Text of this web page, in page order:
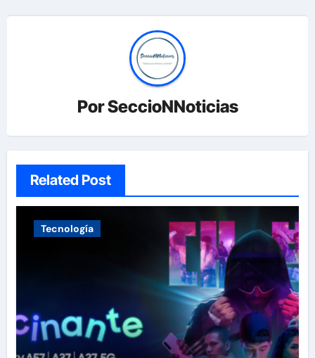
PorSeccioNNoticias
Related Post
Tecnología